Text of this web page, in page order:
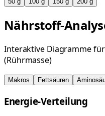
Nährstoff-
Interaktive Diagramme für
(Rührmasse)
Makros Fettsäuren
Energie-Verteilung